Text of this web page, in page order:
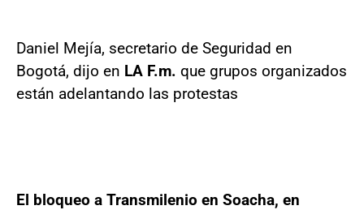
Daniel Mejía, secretario de Seguridad en
Bogotá, dijo en LA F.m. que grupos organizados
están adelantando las protestas
El bloqueo a Transmilenio en Soacha, en